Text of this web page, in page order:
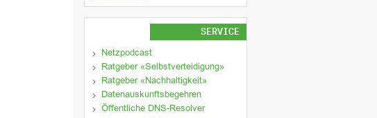
SERVICE
Netzpodcast
Ratgeber «Selbstverteidigung»
Ratgeber «Nachhaltigkeit»
Datenauskunftsbegehren
Öffentliche DNS-Resolver